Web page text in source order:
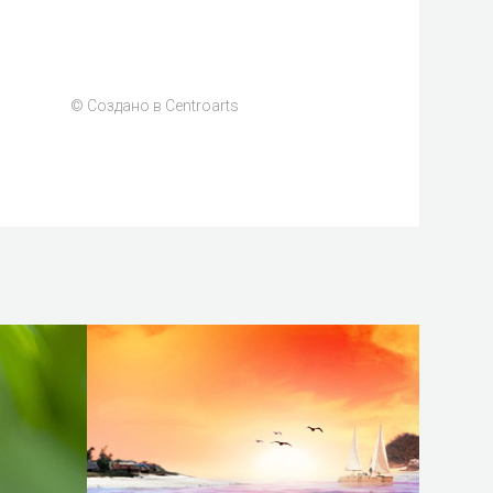
© Создано в Centroarts